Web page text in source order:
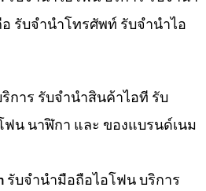
รับจำนำโทรศัพท์ รับจำนำไอ
การ รับจำนำสินค้าไอที รับ
น นาฬิกา และ ของแบรนด์เนม
รับจำนำมือถือไอโฟน บริการ